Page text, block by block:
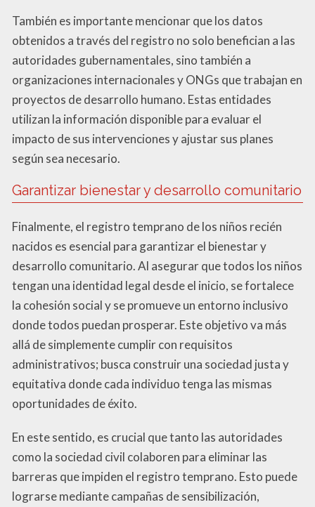
También es importante mencionar que los datos
obtenidos a través del registro no solo benefician a las
autoridades gubernamentales, sino también a
organizaciones internacionales y ONGs que trabajan en
proyectos de desarrollo humano. Estas entidades
utilizan la información disponible para evaluar el
impacto de sus intervenciones y ajustar sus planes
según sea necesario.
Garantizar bienestar y desarrollo comunitario
Finalmente, el registro temprano de los niños recién
nacidos es esencial para garantizar el bienestar y
desarrollo comunitario. Al asegurar que todos los niños
tengan una identidad legal desde el inicio, se fortalece
la cohesión social y se promueve un entorno inclusivo
donde todos puedan prosperar. Este objetivo va más
allá de simplemente cumplir con requisitos
administrativos; busca construir una sociedad justa y
equitativa donde cada individuo tenga las mismas
oportunidades de éxito.
En este sentido, es crucial que tanto las autoridades
como la sociedad civil colaboren para eliminar las
barreras que impiden el registro temprano. Esto puede
lograrse mediante campañas de sensibilización,